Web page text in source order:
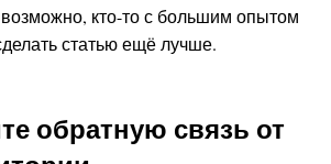
кто-то с большим опытом
статью ещё лучше.
обратную связь от